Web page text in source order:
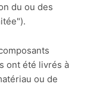
du ou des
ont été livrés à
ou de